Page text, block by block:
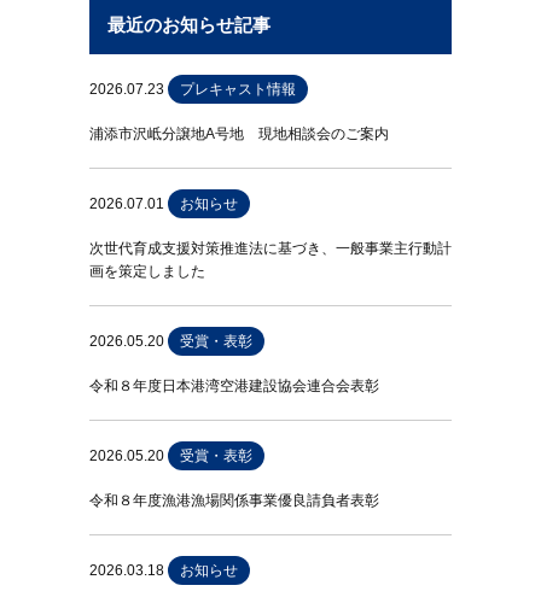
最近のお知らせ記事
2026.07.23 プレキャスト情報
浦添市沢岻分譲地A号地 現地相談会のご案内
2026.07.01 お知らせ
次世代育成支援対策推進法に基づき、一般事業主行動計
画を策定しました
2026.05.20 受賞・表彰
令和８年度日本港湾空港建設協会連合会表彰
2026.05.20 受賞・表彰
令和８年度漁港漁場関係事業優良請負者表彰
2026.03.18 お知らせ